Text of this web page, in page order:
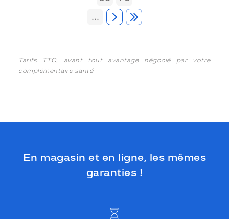
...
Tarifs TTC, avant tout avantage négocié par votre
complémentaire santé
En magasin et en ligne, les mêmes
garanties !